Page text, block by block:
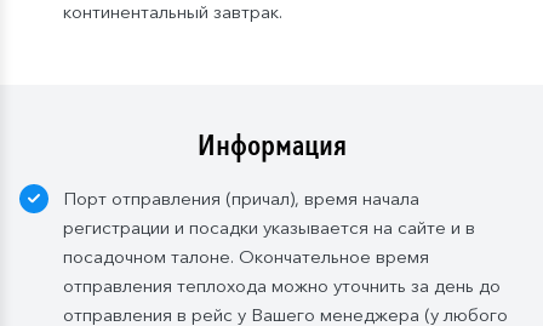
континентальный завтрак.
Информация
Порт отправления (причал), время начала
регистрации и посадки указывается на сайте и в
посадочном талоне. Окончательное время
отправления теплохода можно уточнить за день до
отправления в рейс у Вашего менеджера (у любого